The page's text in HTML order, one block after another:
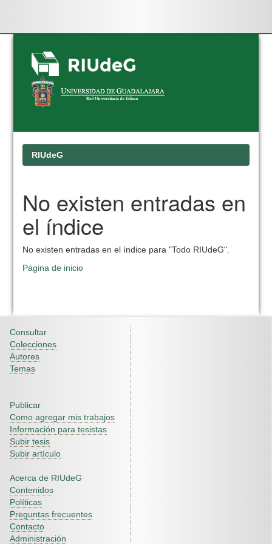
Skip
navigation
RIUdeG
No existen entradas en
el índice
No existen entradas en el índice para "Todo RIUdeG".
Página de inicio
Consultar
Colecciones
Autores
Temas
Publicar
Como agregar mis trabajos
Información para tesistas
Subir tesis
Subir artículo
Acerca de RIUdeG
Contenidos
Políticas
Preguntas frecuentes
Contacto
Administración